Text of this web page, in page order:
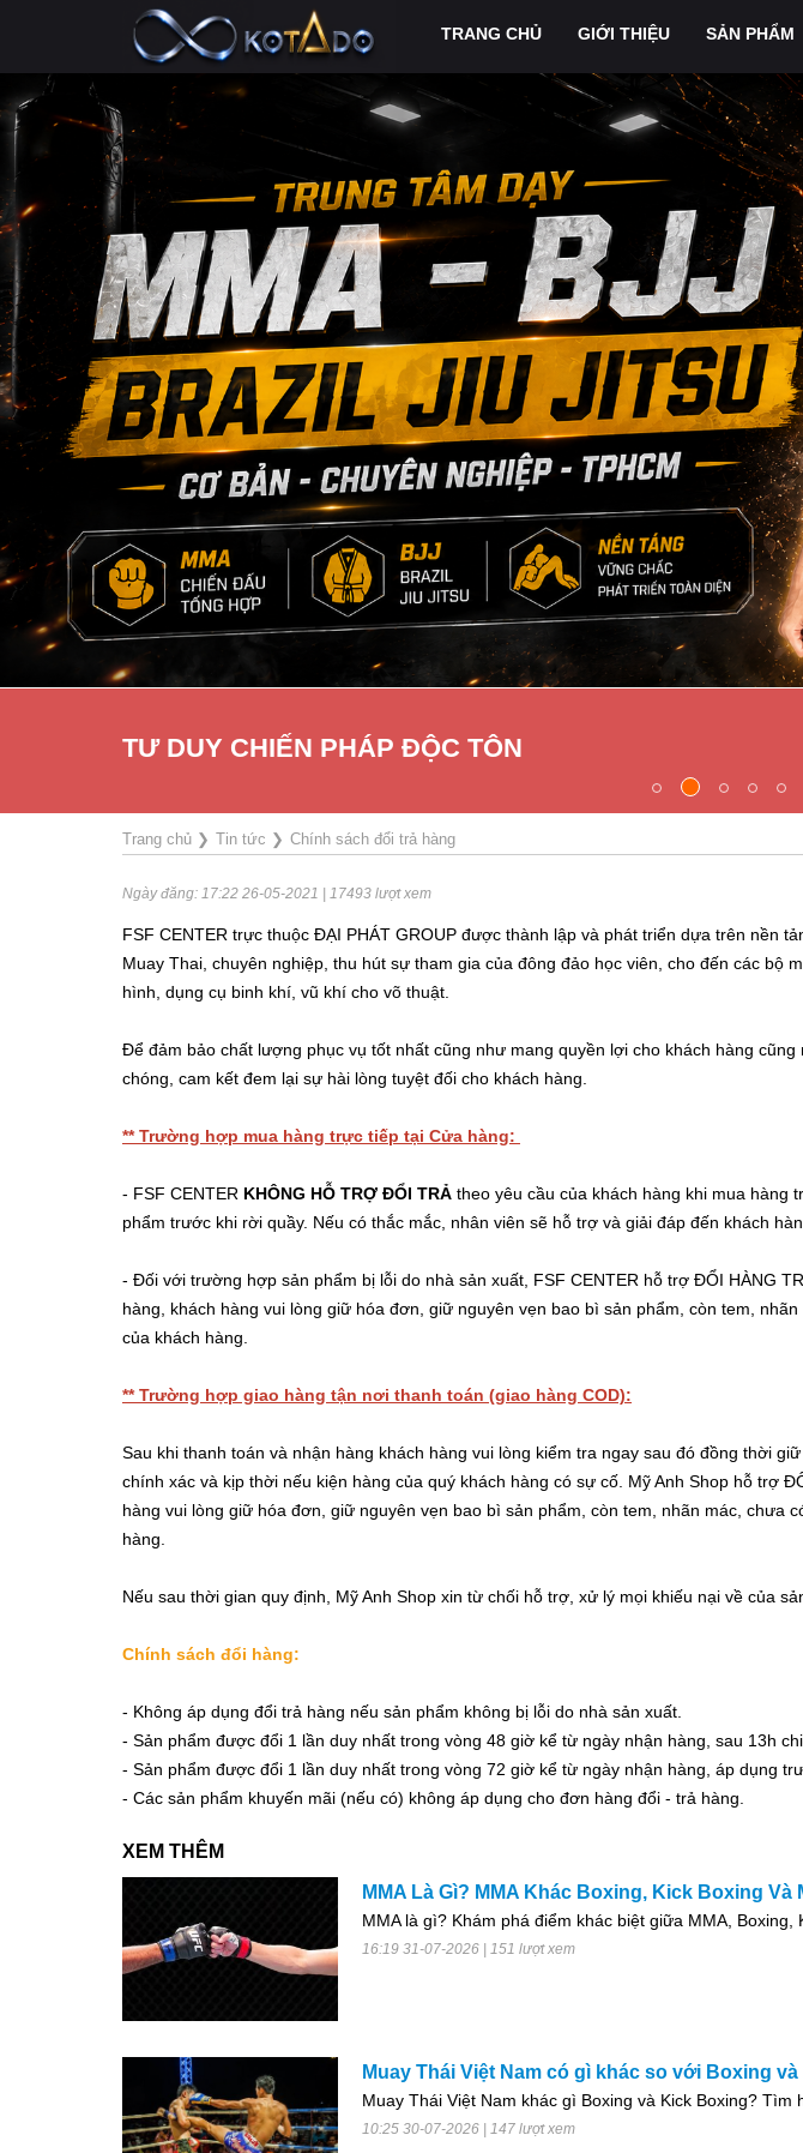
TRANG CHỦ GIỚI THIỆU SẢN PHẨM
TƯ DUY CHIẾN PHÁP ĐỘC TÔN
Trang chủ ❯ Tin tức ❯ Chính sách đổi trả hàng
Ngày đăng: 17:22 26-05-2021 | 17493 lượt xem
FSF CENTER trực thuộc ĐẠI PHÁT GROUP được thành lập và phát triển dựa trên nền
Muay Thai, chuyên nghiệp, thu hút sự tham gia của đông đảo học viên, cho đến các
hình, dụng cụ binh khí, vũ khí cho võ thuật.
Để đảm bảo chất lượng phục vụ tốt nhất cũng như mang quyền lợi cho khách hàng
chóng, cam kết đem lại sự hài lòng tuyệt đối cho khách hàng.
** Trường hợp mua hàng trực tiếp tại Cửa hàng:
- FSF CENTER KHÔNG HỖ TRỢ ĐỔI TRẢ theo yêu cầu của khách hàng khi mua hàng
phẩm trước khi rời quầy. Nếu có thắc mắc, nhân viên sẽ hỗ trợ và giải đáp đến khách
- Đối với trường hợp sản phẩm bị lỗi do nhà sản xuất, FSF CENTER hỗ trợ ĐỔI HÀNG
hàng, khách hàng vui lòng giữ hóa đơn, giữ nguyên vẹn bao bì sản phẩm, còn tem,
của khách hàng.
** Trường hợp giao hàng tận nơi thanh toán (giao hàng COD):
Sau khi thanh toán và nhận hàng khách hàng vui lòng kiểm tra ngay sau đó đồng thời
chính xác và kịp thời nếu kiện hàng của quý khách hàng có sự cố. Mỹ Anh Shop hỗ trợ
hàng vui lòng giữ hóa đơn, giữ nguyên vẹn bao bì sản phẩm, còn tem, nhãn mác,
hàng.
Nếu sau thời gian quy định, Mỹ Anh Shop xin từ chối hỗ trợ, xử lý mọi khiếu nại về của
Chính sách đổi hàng:
- Không áp dụng đổi trả hàng nếu sản phẩm không bị lỗi do nhà sản xuất.
- Sản phẩm được đổi 1 lần duy nhất trong vòng 48 giờ kể từ ngày nhận hàng, sau 13h
- Sản phẩm được đổi 1 lần duy nhất trong vòng 72 giờ kể từ ngày nhận hàng, áp dụng
- Các sản phẩm khuyến mãi (nếu có) không áp dụng cho đơn hàng đổi - trả hàng.
XEM THÊM
MMA Là Gì? MMA Khác Boxing, Kick Boxing Và
MMA là gì? Khám phá điểm khác biệt giữa MMA,
16:19 31-07-2026 | 151 lượt xem
Muay Thái Việt Nam có gì khác so với Boxing
Muay Thái Việt Nam khác gì Boxing và Kick Boxing?
10:25 30-07-2026 | 147 lượt xem